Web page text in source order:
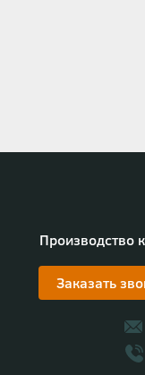
Производство
Заказать